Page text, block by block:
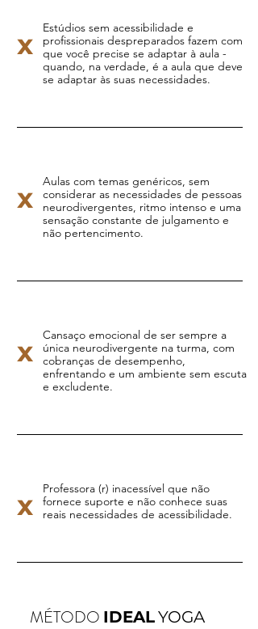
x
Estúdios sem acessibilidade e
profissionais despreparados fazem com
que você precise se adaptar à aula -
quando, na verdade, é a aula que deve
se adaptar às suas necessidades.
x
Aulas com temas genéricos, sem
considerar as necessidades de pessoas
neurodivergentes, ritmo intenso e uma
sensação constante de julgamento e
não pertencimento.
x
Cansaço emocional de ser sempre a
única neurodivergente na turma, com
cobranças de desempenho,
enfrentando e um ambiente sem escuta
e excludente.
x
Professora (r) inacessível que não
fornece suporte e não conhece suas
reais necessidades de acessibilidade.
MÉTODO IDEALYOGA